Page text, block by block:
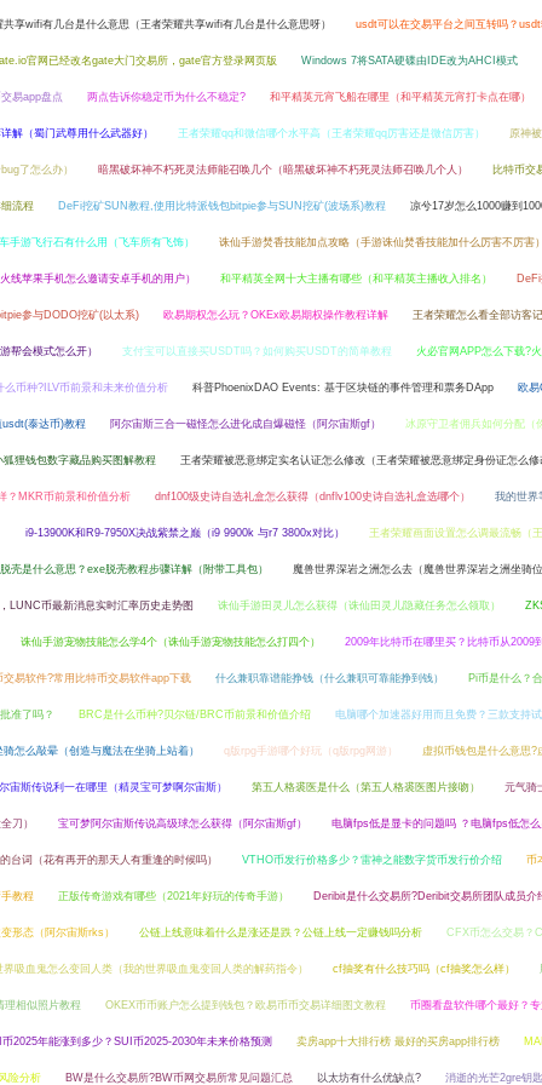
共享wifi有几台是什么意思（王者荣耀共享wifi有几台是什么意思呀） usdt可以在交易平台之间互转吗？
官网已经改名gate大门交易所，gate官方登录网页版 Windows 7将SATA硬碟由IDE改为AHCI模式
易app盘点 两点告诉你稳定币为什么不稳定? 和平精英元宵飞船在哪里（和平精英元宵打卡点在哪）
解（蜀门武尊用什么武器好） 王者荣耀qq和微信哪个水平高（王者荣耀qq厉害还是微信厉害） 原神
了怎么办） 暗黑破坏神不朽死灵法师能召唤几个（暗黑破坏神不朽死灵法师召唤几个人） 比特币交
流程 DeFi挖矿SUN教程,使用比特派钱包bitpie参与SUN挖矿(波场系)教程 凉兮17岁怎么1000赚到
手游飞行石有什么用（飞车所有飞饰） 诛仙手游焚香技能加点攻略（手游诛仙焚香技能加什么厉害不厉害
线苹果手机怎么邀请安卓手机的用户） 和平精英全网十大主播有哪些（和平精英主播收入排名）
参与DODO挖矿(以太系) 欧易期权怎么玩？OKEx欧易期权操作教程详解 王者荣耀怎么看全部访客
帮会模式怎么开） 支付宝可以直接买USDT吗？如何购买USDT的简单教程 火必官网APP怎么下载?
么币种?ILV币前景和未来价值分析 科普PhoenixDAO Events: 基于区块链的事件管理和票务DApp 欧易
泰达币)教程 阿尔宙斯三合一磁怪怎么进化成自爆磁怪（阿尔宙斯gf） 冰原守卫者佣兵如何分配（
狐狸钱包数字藏品购买图解教程 王者荣耀被恶意绑定实名认证怎么修改（王者荣耀被恶意绑定身份证怎么修
？MKR币前景和价值分析 dnf100级史诗自选礼盒怎么获得（dnflv100史诗自选礼盒选哪个） 我的世界
i9-13900K和R9-7950X决战紫禁之巅（i9 9900k 与r7 3800x对比） 王者荣耀画面设置怎么调最流畅（
壳是什么意思？exe脱壳教程步骤详解（附带工具包） 魔兽世界深岩之洲怎么去（魔兽世界深岩之洲坐骑
LUNC币最新消息实时汇率历史走势图 诛仙手游田灵儿怎么获得（诛仙田灵儿隐藏任务怎么领取）
诛仙手游宠物技能怎么学4个（诛仙手游宠物技能怎么打四个） 2009年比特币在哪里买？比特币从2009
交易软件?常用比特币交易软件app下载 什么兼职靠谱能挣钱（什么兼职可靠能挣到钱） Pi币是什么？
准了吗？ BRC是什么币种?贝尔链/BRC币前景和价值介绍 电脑哪个加速器好用而且免费？三款支持
怎么敲晕（创造与魔法在坐骑上站着） q版rpg手游哪个好玩（q版rpg网游） 虚拟币钱包是什么意思?
宙斯传说利一在哪里（精灵宝可梦啊尔宙斯） 第五人格裘医是什么（第五人格裘医图片接吻） 元气骑
刀） 宝可梦阿尔宙斯传说高级球怎么获得（阿尔宙斯gf） 电脑fps低是显卡的问题吗 ？电脑fps低怎
台词（花有再开的那天人有重逢的时候吗） VTHO币发行价格多少？雷神之能数字货币发行价介绍 币
教程 正版传奇游戏有哪些（2021年好玩的传奇手游） Deribit是什么交易所?Deribit交易所团队成员介
形态（阿尔宙斯rks） 公链上线意味着什么是涨还是跌？公链上线一定赚钱吗分析 CFX币怎么交易？
界吸血鬼怎么变回人类（我的世界吸血鬼变回人类的解药指令） cf抽奖有什么技巧吗（cf抽奖怎么样）
理相似照片教程 OKEX币币账户怎么提到钱包？欧易币币交易详细图文教程 币圈看盘软件哪个最好？
2025年能涨到多少？SUI币2025-2030年未来价格预测 卖房app十大排行榜 最好的买房app排行榜
险分析 BW是什么交易所?BW币网交易所常见问题汇总 以太坊有什么优缺点? 消逝的光芒2gre钥